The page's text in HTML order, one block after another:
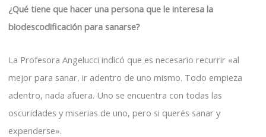
¿Qué tiene que hacer una persona que le interesa la
biodescodificación para sanarse?
La Profesora Angelucci indicó que es necesario recurrir «al
mejor para sanar, ir adentro de uno mismo. Todo empieza
adentro, nada afuera. Uno se encuentra con todas las
oscuridades y miserias de uno, pero si querés sanar y
expenderse».